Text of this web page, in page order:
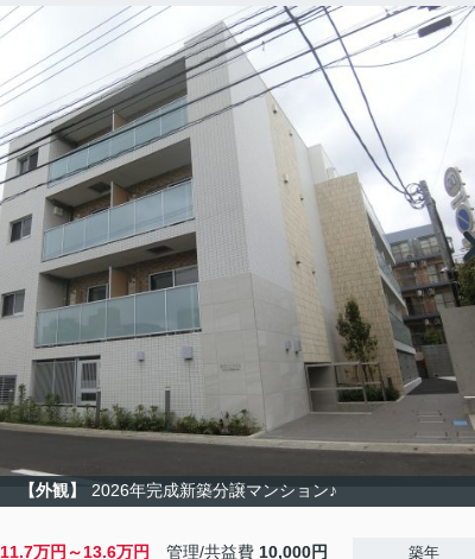
【外観】 2026年完成新築分譲マンション♪
11.7万円～13.6万円 管理/共益費 10,000円 築年